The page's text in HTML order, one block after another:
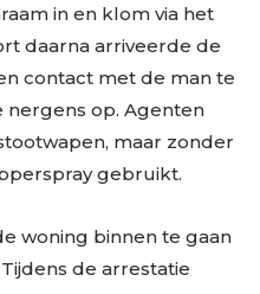
in en klom via het
daarna arriveerde de
contact met de man te
nergens op. Agenten
maar zonder
gebruikt.
woning binnen te gaan
de arrestatie